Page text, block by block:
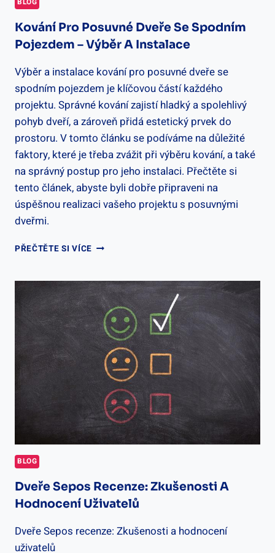
BLOG
Kování Pro Posuvné Dveře Se Spodním
Pojezdem – Výběr A Instalace
Výběr a instalace kování pro posuvné dveře se
spodním pojezdem je klíčovou částí každého
projektu. Správné kování zajistí hladký a spolehlivý
pohyb dveří, a zároveň přidá estetický prvek do
prostoru. V tomto článku se podíváme na důležité
faktory, které je třeba zvážit při výběru kování, a také
na správný postup pro jeho instalaci. Přečtěte si
tento článek, abyste byli dobře připraveni na
úspěšnou realizaci vašeho projektu s posuvnými
dveřmi.
PŘEČTĚTE SI VÍCEKOVÁNÍ
DVEŘE
SE
SPODNÍM
POJEZDEM
–
VÝBĚR
INSTALACE
BLOG
Dveře Sepos Recenze: Zkušenosti A
Hodnocení Uživatelů
Dveře Sepos recenze: Zkušenosti a hodnocení
uživatelů